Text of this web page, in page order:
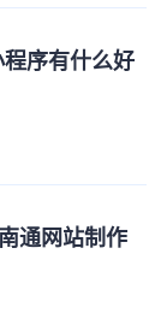
序有什么好
通网站制作